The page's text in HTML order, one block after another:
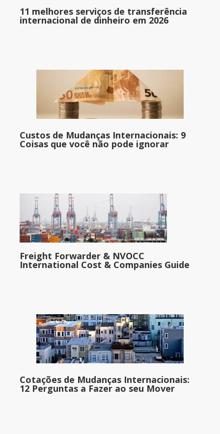
11 melhores serviços de transferência
internacional de dinheiro em 2026
Custos de Mudanças Internacionais: 9
Coisas que você não pode ignorar
Freight Forwarder & NVOCC
International Cost & Companies Guide
Cotações de Mudanças Internacionais:
12 Perguntas a Fazer ao seu Mover